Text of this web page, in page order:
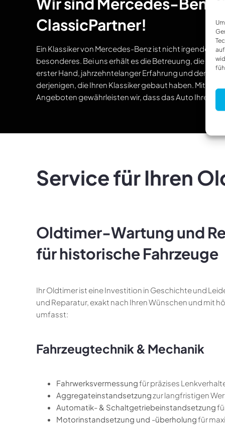
ClassicPartner!
Ein Klassiker von Mercedes-Benz ist nicht irgendein
besonderes. Bei uns erhält es die Betreuung, die es
erster Hand, jahrzehntelanger Erfahrung und der
derjenigen, die Ihren Klassiker gebaut haben. Mit
Angeboten gewährleisten wir, dass das Auto Ihrer
Service für Ihren
Oldtimer-Wartung und
für historische Fahrzeuge
Ihr Oldtimer ist eine Investition in Geschichte und
und Reparatur, exakt nach Ihren Wünschen und mit
umfasst:
Fahrzeugtechnik & Mechanik
Fahrwerksvermessungfür präzises
Aggregateinstandsetzungzur langfristigen
Automatik- & Schaltgetriebeinstandsetzung
Motorinstandsetzung und -überholungfür